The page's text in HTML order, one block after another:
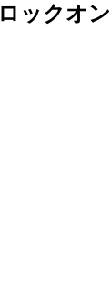
ロックオ